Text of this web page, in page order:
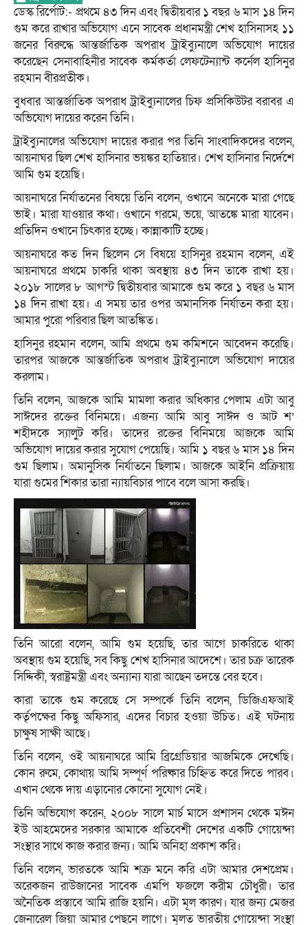
ডেস্ক রির্পোট:- প্রথমে ৪৩ দিন এবং দ্বিতীয়বার ১ বছর ৬ মাস ১৪ দিন
গুম করে রাখার অভিযোগ এনে সাবেক প্রধানমন্ত্রী শেখ হাসিনাসহ ১১
জনের বিরুদ্ধে আন্তর্জাতিক অপরাধ ট্রাইব্যুনালে অভিযোগ দায়ের
করেছেন সেনাবাহিনীর সাবেক কর্মকর্তা লেফটেন্যান্ট কর্নেল হাসিনুর
রহমান বীরপ্রতীক।
বুধবার আন্তর্জাতিক অপরাধ ট্রাইব্যুনালের চিফ প্রসিকিউটর বরাবর এ
অভিযোগ দায়ের করেন তিনি।
ট্রাইব্যুনালের অভিযোগ দায়ের করার পর তিনি সাংবাদিকদের বলেন,
আয়নাঘর ছিল শেখ হাসিনার ভয়ঙ্কর হাতিয়ার। শেখ হাসিনার নির্দেশে
আমি গুম হয়েছি।
আয়নাঘরে নির্যাতনের বিষয়ে তিনি বলেন, ওখানে অনেকে মারা গেছে
ভাই। মারা যাওয়ার কথা। ওখানে গরমে, ভয়ে, আতঙ্কে মারা যাবেন।
প্রতিদিন ওখানে চিৎকার হচ্ছে। কান্নাকাটি হচ্ছে।
আয়নাঘরে কত দিন ছিলেন সে বিষয়ে হাসিনুর রহমান বলেন, এই
আয়নাঘরে প্রথমে চাকরি থাকা অবস্থায় ৪৩ দিন তাকে রাখা হয়।
২০১৮ সালের ৮ আগস্ট দ্বিতীয়বার আমাকে গুম করে ১ বছর ৬ মাস
১৪ দিন রাখা হয়। এ সময় তার ওপর অমানসিক নির্যাতন করা হয়।
আমার পুরো পরিবার ছিল আতঙ্কিত।
হাসিনুর রহমান বলেন, আমি প্রথমে গুম কমিশনে আবেদন করেছি।
তারপর আজকে আন্তর্জাতিক অপরাধ ট্রাইব্যুনালে অভিযোগ দায়ের
করলাম।
তিনি বলেন, আজকে আমি মামলা করার অধিকার পেলাম এটা আবু
সাঈদের রক্তের বিনিময়ে। এজন্য আমি আবু সাঈদ ও আট শ’
শহীদকে স্যালুট করি। তাদের রক্তের বিনিময়ে আজকে আমি
অভিযোগ দায়ের করার সুযোগ পেয়েছি। আমি ১ বছর ৬ মাস ১৪ দিন
গুম ছিলাম। অমানুসিক নির্যাতনে ছিলাম। আজকে আইনি প্রক্রিয়ায়
যারা গুমের শিকার তারা ন্যায়বিচার পাবে বলে আসা করছি।
তিনি আরো বলেন, আমি গুম হয়েছি, তার আগে চাকরিতে থাকা
অবস্থায় গুম হয়েছি, সব কিছু শেখ হাসিনার আদেশে। তার চক্র তারেক
সিদ্দিকী, স্বরাষ্ট্রমন্ত্রী এবং অন্যান্য যারা আছেন তদন্তে বের হবে।
কারা তাকে গুম করেছে সে সম্পর্কে তিনি বলেন, ডিজিএফআই
কর্তৃপক্ষের কিছু অফিসার, এদের বিচার হওয়া উচিত। এই ঘটনায়
চাক্ষুষ সাক্ষী আছে।
তিনি বলেন, ওই আয়নাঘরে আমি ব্রিগ্রেডিয়ার আজমিকে দেখেছি।
কোন রুমে, কোথায় আমি সম্পূর্ণ পরিষ্কার চিহ্নিত করে দিতে পারব।
এখান থেকে দায় এড়ানোর কোনো সুযোগ নেই।
তিনি অভিযোগ করেন, ২০০৮ সালে মার্চ মাসে প্রশাসন থেকে মঈন
ইউ আহমেদের সরকার আমাকে প্রতিবেশী দেশের একটি গোয়েন্দা
সংস্থার সাথে কাজ করার জন্য। আমি অনিহা প্রকাশ করি।
তিনি বলেন, ভারতকে আমি শক্র মনে করি এটা আমার দেশপ্রেম।
অরেকজন রাউজানের সাবেক এমপি ফজলে করীম চৌধুরী। তার
অনৈতিক প্রস্তাবে আমি রাজি হয়নি। এটা মূল কারণ। যার জন্য মেজর
জেনারেল জিয়া আমার পেছনে লাগে। মূলত ভারতীয় গোয়েন্দা সংস্থা